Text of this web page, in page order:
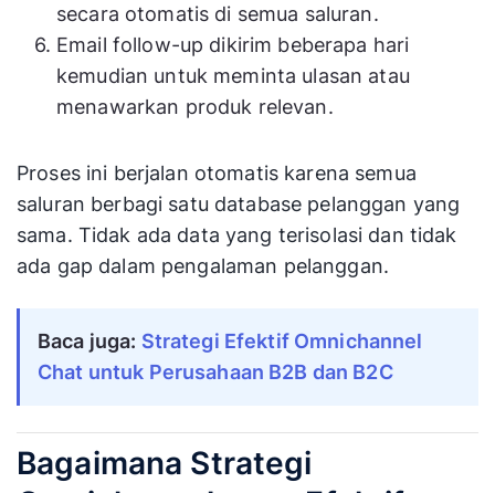
secara otomatis di semua saluran.
Email follow-up dikirim beberapa hari
kemudian untuk meminta ulasan atau
menawarkan produk relevan.
Proses ini berjalan otomatis karena semua
saluran berbagi satu database pelanggan yang
sama. Tidak ada data yang terisolasi dan tidak
ada gap dalam pengalaman pelanggan.
Baca juga: Strategi Efektif Omnichannel
Chat untuk Perusahaan B2B dan B2C
Bagaimana Strategi